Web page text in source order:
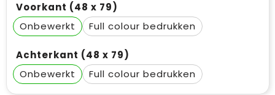
Voorkant (48 x 79)
Onbewerkt
Full colour
Achterkant (48 x 79)
Onbewerkt
Full colour